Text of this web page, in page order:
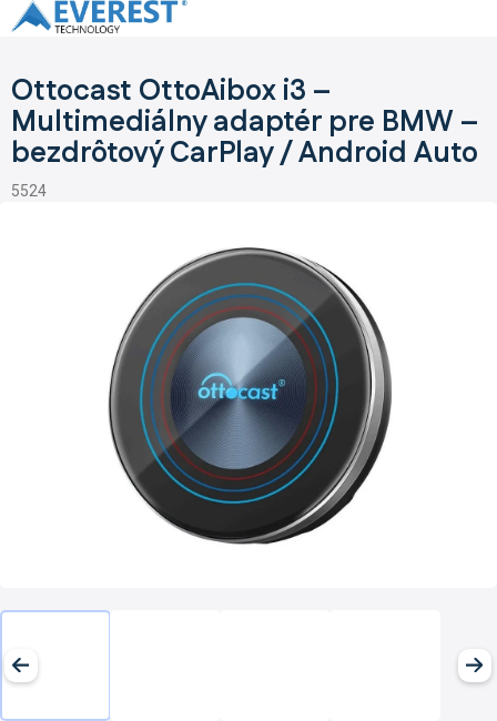
Prejsť
na
Ottocast OttoAibox i3 –
Multimediálny adaptér pre BMW –
bezdrôtový CarPlay / Android Auto
5524